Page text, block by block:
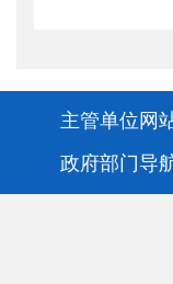
主管单位网
政府部门导